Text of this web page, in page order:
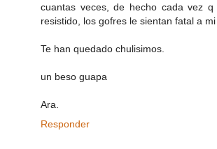
cuantas veces, de hecho cada vez
resistido, los gofres le sientan fatal a mi
Te han quedado chulisimos.
un beso guapa
Ara.
Responder